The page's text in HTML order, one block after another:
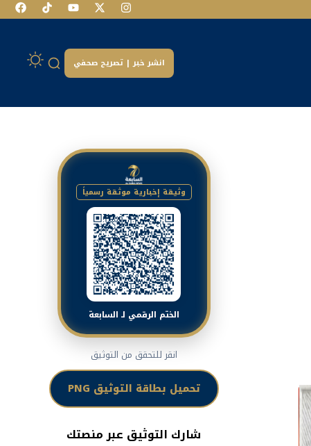
انشر خبر | تصريح صحفي
وثيقة إخبارية موثقة رسمياً
الختم الرقمي لـ السابعة
انقر للتحقق من التوثيق
تحميل بطاقة التوثيق PNG
شارك التوثيق عبر منصتك